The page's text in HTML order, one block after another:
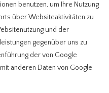
benutzen, um Ihre Nutzung
über Websiteaktivitäten zu
und der
gegenüber uns zu
der von Google
anderen Daten von Google